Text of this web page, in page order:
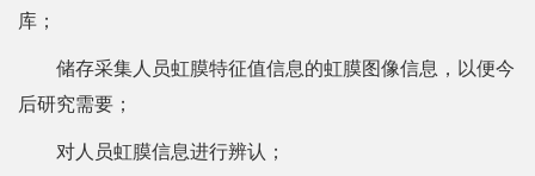
库；
储存采集人员虹膜特征值信息的虹膜图像信息，以便今
后研究需要；
对人员虹膜信息进行辨认；